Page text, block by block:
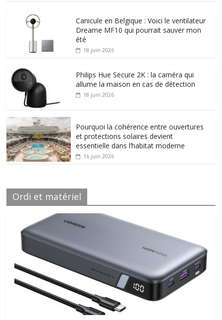
Canicule en Belgique : Voici le ventilateur
Dreame MF10 qui pourrait sauver mon
été
18 juin 2026
Philips Hue Secure 2K : la caméra qui
allume la maison en cas de détection
18 juin 2026
Pourquoi la cohérence entre ouvertures
et protections solaires devient
essentielle dans l’habitat moderne
16 juin 2026
Ordi et matériel